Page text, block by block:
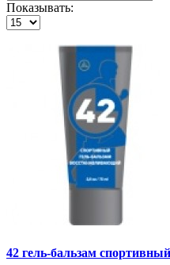
Показывать:
42 гель-бальзам